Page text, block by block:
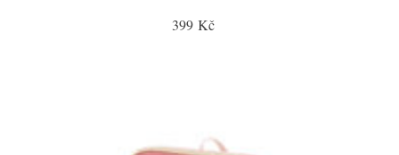
399 Kč